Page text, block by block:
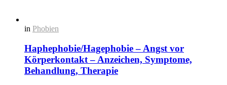
in Phobien
Haphephobie/Hagephobie – Angst vor
Körperkontakt – Anzeichen, Symptome,
Behandlung, Therapie